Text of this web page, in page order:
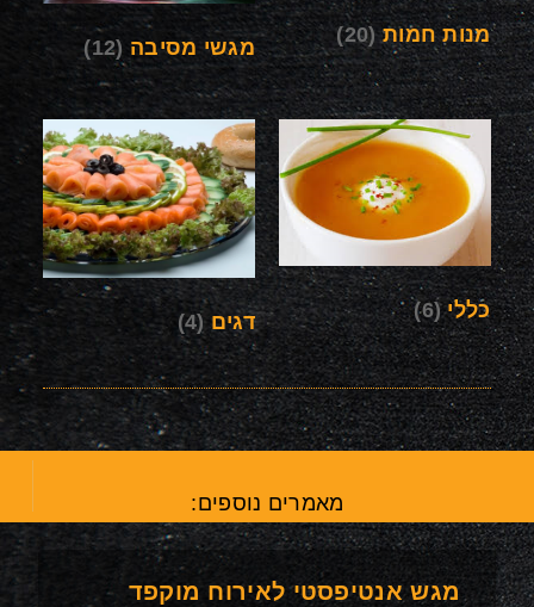
מנות חמות(20)
מגשי מסיבה (12)
כללי(6) דגים (4)
מאמרים נוספים:
מגש אנטיפסטי לאירוח מוקפד